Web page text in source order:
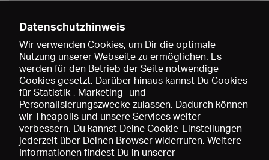
Speichern
Datenschutzhinweis
Wir verwenden Cookies, um Dir die optimale
Nutzung unserer Webseite zu ermöglichen. Es
werden für den Betrieb der Seite notwendige
Cookies gesetzt. Darüber hinaus kannst Du Cookies
für Statistik-, Marketing- und
Personalisierungszwecke zulassen. Dadurch können
wir Theapolis und unsere Services weiter
verbessern. Du kannst Deine Cookie-Einstellungen
jederzeit über Deinen Browser widerrufen. Weitere
Informationen findest Du in unserer